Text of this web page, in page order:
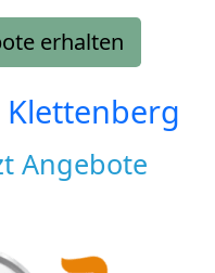
erhalten
Klettenberg
Angebote